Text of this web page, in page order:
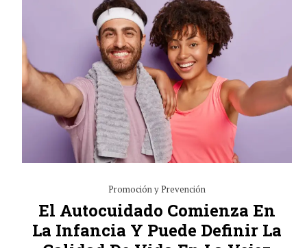
Promoción y Prevención
El Autocuidado Comienza En
La Infancia Y Puede Definir La